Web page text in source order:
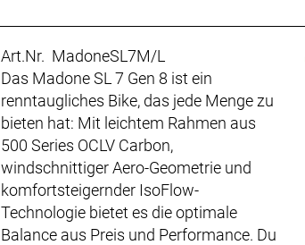
Art.Nr. MadoneSL7M/L
Das Madone SL 7 Gen 8 ist ein
renntaugliches Bike, das jede Menge zu
bieten hat: Mit leichtem Rahmen aus
500 Series OCLV Carbon,
windschnittiger Aero-Geometrie und
komfortsteigernder IsoFlow-
Technologie bietet es die optimale
Balance aus Preis und Performance. Du